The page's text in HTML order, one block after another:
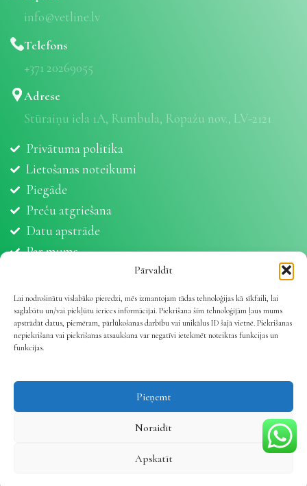
Pārvaldīt
Lai nodrošinātu vislabāko pieredzi, mēs izmantojam tādas tehnoloģijas kā sīkfaili, lai
saglabātu un/vai piekļūtu ierīces informācijai. Piekrišana šīm tehnoloģijām ļaus mums
apstrādāt datus, piemēram, pārlūkošanas darbību vai unikālus ID šajā vietnē. Piekrišanas
nepiekrišana vai piekrišanas atsaukšana var negatīvi ietekmēt noteiktas funkcijas un
funkcijas.
Pieņemt
Noraidīt
Apskatīt
info@vetline.lv
Telefons
+371 20269055
Adrese
Stūraiņu iela 1A, Rumbula, Ropažu nov., LV-2121
Privātuma politika
Lietošanas noteikumi
Piegāde
Preču atgriešana
Datu apstrāde
Par mums
Sīkdatnes